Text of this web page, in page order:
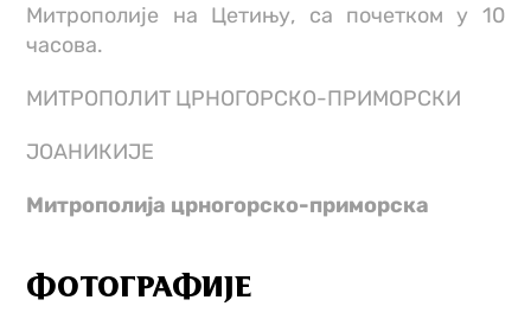
Митрополије на Цетињу, са почетком у 10
часова.
МИТРОПОЛИТ ЦРНОГОРСКО-ПРИМОРСКИ
ЈОАНИКИЈЕ
Митрополија црногорско-приморска
ФОТОГРАФИЈЕ